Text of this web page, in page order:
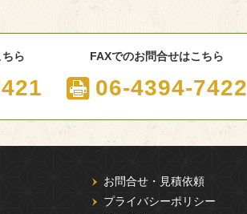
ら FAXでのお問合せはこちら
06-4394-7422
お問合せ・見積依頼
プライバシーポリシー